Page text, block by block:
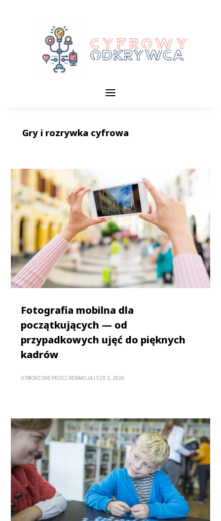
Gry i rozrywka cyfrowa
Fotografia mobilna dla
początkujących — od
przypadkowych ujęć do pięknych
kadrów
UTWORZONE PRZEZ REDAKCJA CZE 3, 2026